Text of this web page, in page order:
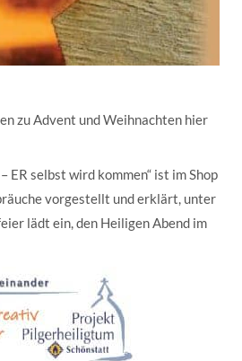
zu Advent und Weihnachten hier
selbst wird kommen“ ist im Shop
vorgestellt und erklärt, unter
lädt ein, den Heiligen Abend im